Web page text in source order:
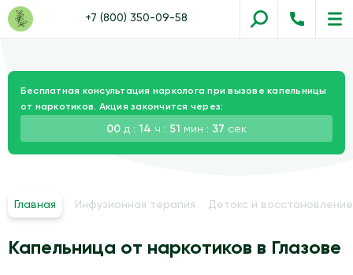
+7 (800) 350-09-58
Бесплатная консультация нарколога при вызове капельницы
от наркотиков. Акция закончится через:
00д : 14 ч : 51 мин : 36 сек
Главная Инфузионная терапия Детокс и восстановление
Капельница от наркотиков в Глазове